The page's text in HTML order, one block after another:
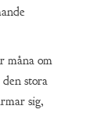
måna om
stora
sig,